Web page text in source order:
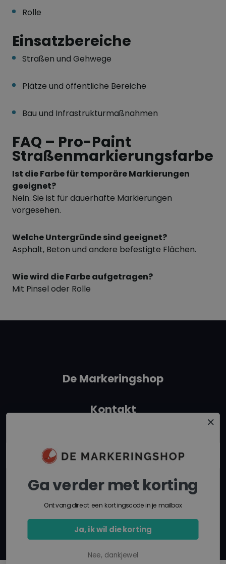
Rolle
Einsatzbereiche
Straßen und Gehwege
Plätze und öffentliche Bereiche
Bau und Infrastrukturmaßnahmen
FAQ – Pro-Paint
Straßenmarkierungsfarbe
Ist die Farbe für temporäre Markierungen
geeignet?
Nein. Sie ist für dauerhafte Markierungen
vorgesehen.
Welche Untergründe sind geeignet?
Asphalt, Beton und andere befestigte Flächen.
Wie wird die Farbe aufgetragen?
Mit Pinsel oder Rolle
De Markeringshop
Kontakt
Ga verder met korting
Ontvang direct een kortingscode in je mailbox
Ja, ik wil die korting
Nee, dankjewel